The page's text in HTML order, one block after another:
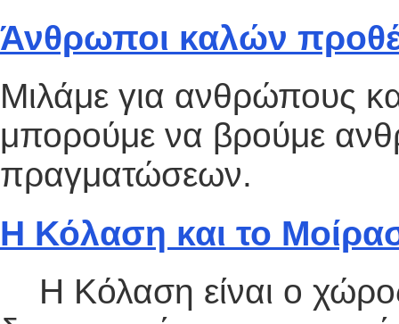
Άνθρωποι καλών
Μιλάμε για ανθρώπους
μπορούμε να βρούμε
πραγματώσεων.
Η Κόλαση και το
Η Κόλαση είναι ο